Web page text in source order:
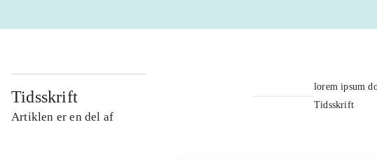
Tidsskrift
Artiklen er en del af
lorem ipsum
Tidsskrift